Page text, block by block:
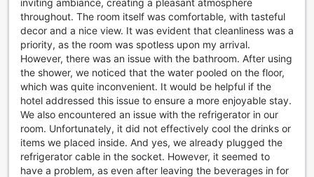
throughout. The room itself was comfortable, with tasteful
decor and a nice view. It was evident that cleanliness was a
priority, as the room was spotless upon my arrival.
However, there was an issue with the bathroom. After using
the shower, we noticed that the water pooled on the floor,
which was quite inconvenient. It would be helpful if the
hotel addressed this issue to ensure a more enjoyable stay.
We also encountered an issue with the refrigerator in our
room. Unfortunately, it did not effectively cool the drinks or
items we placed inside. And yes, we already plugged the
refrigerator cable in the socket. However, it seemed to
have a problem, as even after leaving the beverages in for